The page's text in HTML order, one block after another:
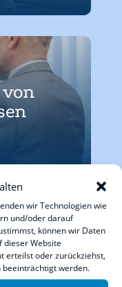
wir Technologien wie
und/oder darauf
können wir Daten
dieser Website
erteilst oder zurückziehst,
beeinträchtigt werden.